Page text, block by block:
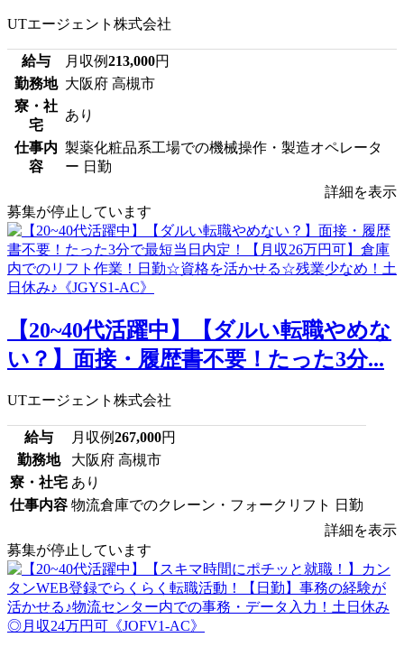
UTエージェント株式会社
給与 月収例213,000円
勤務地 大阪府 高槻市
寮・社
宅
あり
仕事内
容
製薬化粧品系工場での機械操作・製造オペレータ
ー 日勤
詳細を表示
募集が停止しています
【20~40代活躍中】【ダルい転職やめな
い？】面接・履歴書不要！たった3分...
UTエージェント株式会社
給与 月収例267,000円
勤務地
大阪府 高槻市
寮・社宅 あり
仕事内容 物流倉庫でのクレーン・フォークリフト 日勤
詳細を表示
募集が停止しています